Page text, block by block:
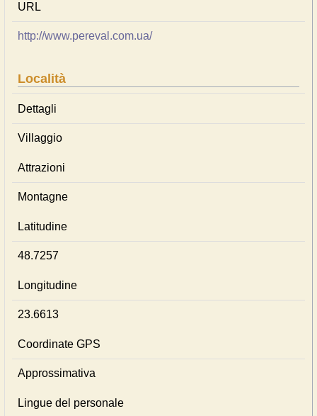
URL
http://www.pereval.com.ua/
Località
Dettagli
Villaggio
Attrazioni
Montagne
Latitudine
48.7257
Longitudine
23.6613
Coordinate GPS
Approssimativa
Lingue del personale